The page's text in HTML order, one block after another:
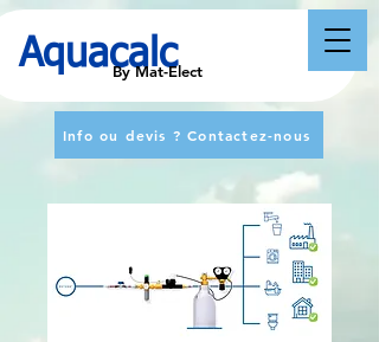
Info ou devis ? Contactez-nous
Aquacalc
By Mat-Elect